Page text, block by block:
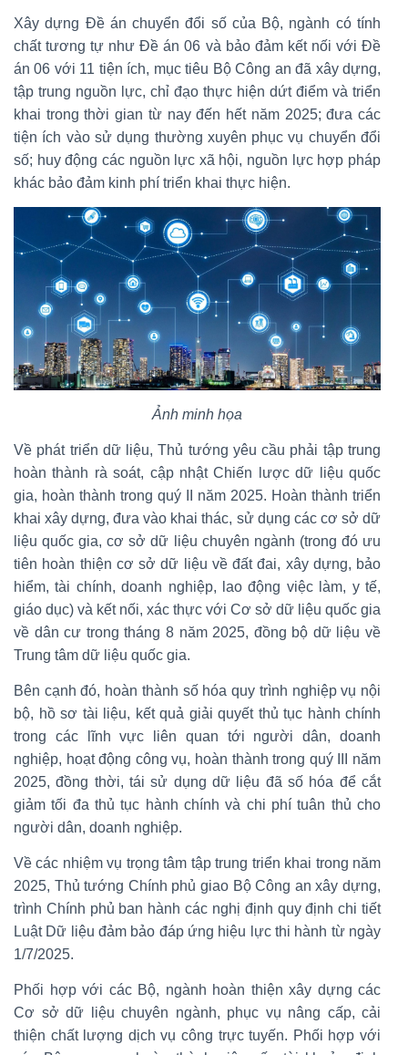
Xây dựng Đề án chuyển đổi số của Bộ, ngành có tính
chất tương tự như Đề án 06 và bảo đảm kết nối với Đề
án 06 với 11 tiện ích, mục tiêu Bộ Công an đã xây dựng,
tập trung nguồn lực, chỉ đạo thực hiện dứt điểm và triển
khai trong thời gian từ nay đến hết năm 2025; đưa các
tiện ích vào sử dụng thường xuyên phục vụ chuyển đổi
số; huy động các nguồn lực xã hội, nguồn lực hợp pháp
khác bảo đảm kinh phí triển khai thực hiện.
Ảnh minh họa
Về phát triển dữ liệu, Thủ tướng yêu cầu phải tập trung
hoàn thành rà soát, cập nhật Chiến lược dữ liệu quốc
gia, hoàn thành trong quý II năm 2025. Hoàn thành triển
khai xây dựng, đưa vào khai thác, sử dụng các cơ sở dữ
liệu quốc gia, cơ sở dữ liệu chuyên ngành (trong đó ưu
tiên hoàn thiện cơ sở dữ liệu về đất đai, xây dựng, bảo
hiểm, tài chính, doanh nghiệp, lao động việc làm, y tế,
giáo dục) và kết nối, xác thực với Cơ sở dữ liệu quốc gia
về dân cư trong tháng 8 năm 2025, đồng bộ dữ liệu về
Trung tâm dữ liệu quốc gia.
Bên cạnh đó, hoàn thành số hóa quy trình nghiệp vụ nội
bộ, hồ sơ tài liệu, kết quả giải quyết thủ tục hành chính
trong các lĩnh vực liên quan tới người dân, doanh
nghiệp, hoạt động công vụ, hoàn thành trong quý III năm
2025, đồng thời, tái sử dụng dữ liệu đã số hóa để cắt
giảm tối đa thủ tục hành chính và chi phí tuân thủ cho
người dân, doanh nghiệp.
Về các nhiệm vụ trọng tâm tập trung triển khai trong năm
2025, Thủ tướng Chính phủ giao Bộ Công an xây dựng,
trình Chính phủ ban hành các nghị định quy định chi tiết
Luật Dữ liệu đảm bảo đáp ứng hiệu lực thi hành từ ngày
1/7/2025.
Phối hợp với các Bộ, ngành hoàn thiện xây dựng các
Cơ sở dữ liệu chuyên ngành, phục vụ nâng cấp, cải
thiện chất lượng dịch vụ công trực tuyến. Phối hợp với